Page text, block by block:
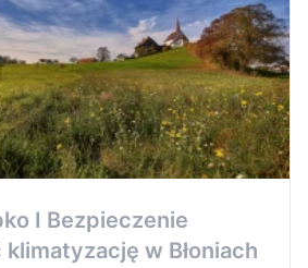
I Bezpieczenie
w Błoniach